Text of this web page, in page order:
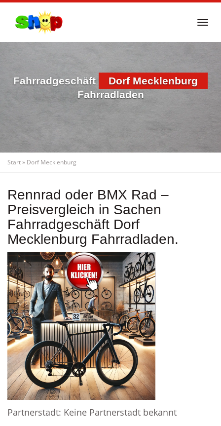
Fahrradgeschäft
Dorf Mecklenburg
Fahrradladen
Start» Dorf Mecklenburg
Rennrad oder BMX Rad –
Preisvergleich in Sachen
Fahrradgeschäft Dorf
Mecklenburg Fahrradladen.
Partnerstadt: Keine Partnerstadt bekannt